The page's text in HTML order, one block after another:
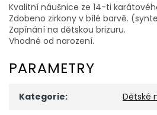
Kvalitní náušnice ze 14-ti
Zdobeno zirkony v bílé barvě.
Zapínání na dětskou brizuru.
Vhodné od narození.
PARAMETRY
Kategorie: Dětské